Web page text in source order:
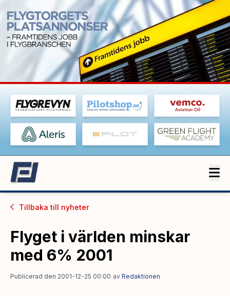
Tillbaka till nyheter
Flyget i världen minskar
med 6% 2001
Publicerad den 2001-12-25 00:00 av Redaktionen